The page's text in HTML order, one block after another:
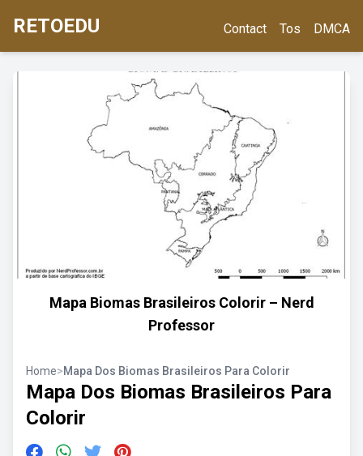
RETOEDU Contact Tos DMCA
Mapa Biomas Brasileiros Colorir – Nerd
Professor
Home>Mapa Dos Biomas Brasileiros Para Colorir
Mapa Dos Biomas Brasileiros Para
Colorir